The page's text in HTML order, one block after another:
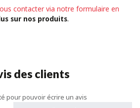
contacter via notre formulaire en
sur nos produits.
des clients
pour pouvoir écrire un avis